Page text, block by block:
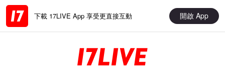
下載 17LIVE App 享受更直接互動 開啟 App